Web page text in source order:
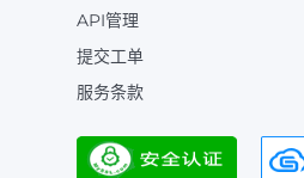
API管理
提交工单
服务条款